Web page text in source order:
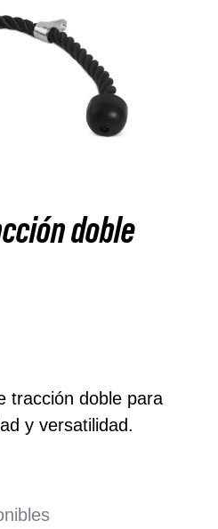
doble
tracción doble para
y versatilidad.